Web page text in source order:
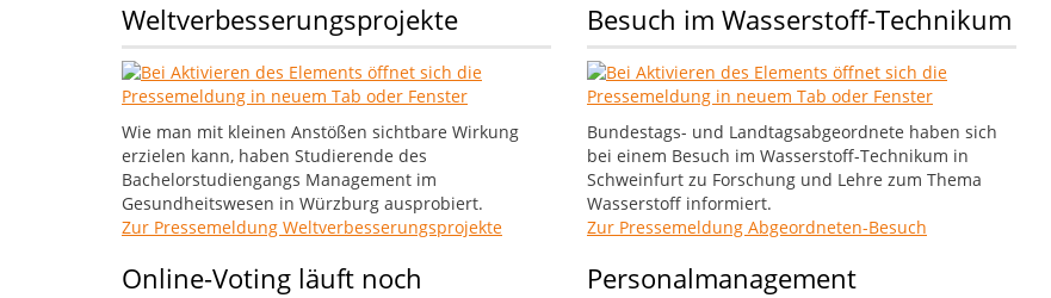
Weltverbesserungsprojekte
Wie man mit kleinen Anstößen sichtbare Wirkung
erzielen kann, haben Studierende des
Bachelorstudiengangs Management im
Gesundheitswesen in Würzburg ausprobiert.
Zur Pressemeldung Weltverbesserungsprojekte
Besuch im Wasserstoff-Technikum
Bundestags- und Landtagsabgeordnete haben sich
bei einem Besuch im Wasserstoff-Technikum in
Schweinfurt zu Forschung und Lehre zum Thema
Wasserstoff informiert.
Zur Pressemeldung Abgeordneten-Besuch
Online-Voting läuft noch Personalmanagement